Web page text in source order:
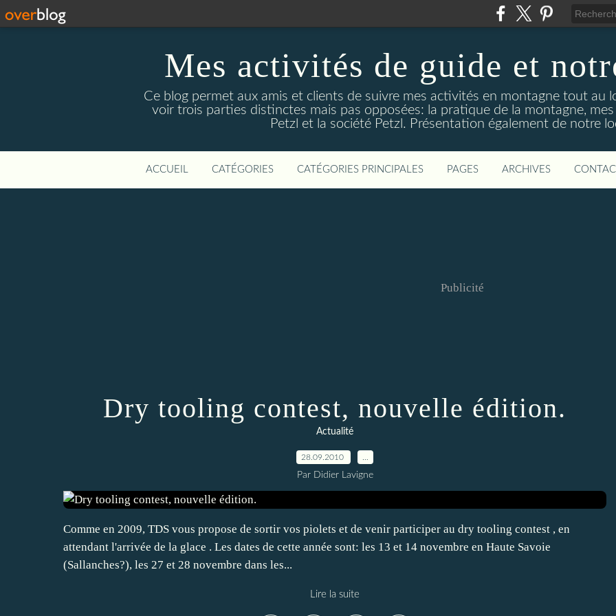
Mes activités de guide et
Ce blog permet aux amis et clients de suivre mes activités en montagne tout au
voir trois parties distinctes mais pas opposées: la pratique de la montagne,
Petzl et la société Petzl. Présentation également de notre
ACCUEIL CATÉGORIES CATÉGORIES PRINCIPALES PAGES ARCHIVES
Publicité
Dry tooling contest, nouvelle édition.
Actualité
28.09.2010
Par Didier Lavigne
Comme en 2009, TDS vous propose de sortir vos piolets et de venir participer au dry tooling contest , en
attendant l'arrivée de la glace . Les dates de cette année sont: les 13 et 14 novembre en Haute Savoie
(Sallanches?), les 27 et 28 novembre dans les...
Lire la suite